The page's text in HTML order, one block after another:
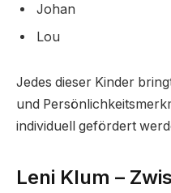
Johan
Lou
Jedes dieser Kinder
und
individuell gefördert
Leni Klum –